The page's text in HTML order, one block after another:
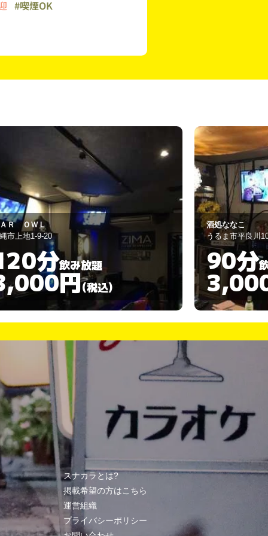
#喫煙OK
ななこ
ま市平良川105
分飲み放題
円(税込)
ＢＡＲ ＣＯＲ
沖縄市上地1-13-
120
スナカラとは?
掲載希望の方はこちら
運営組織
プライバシーポリシー